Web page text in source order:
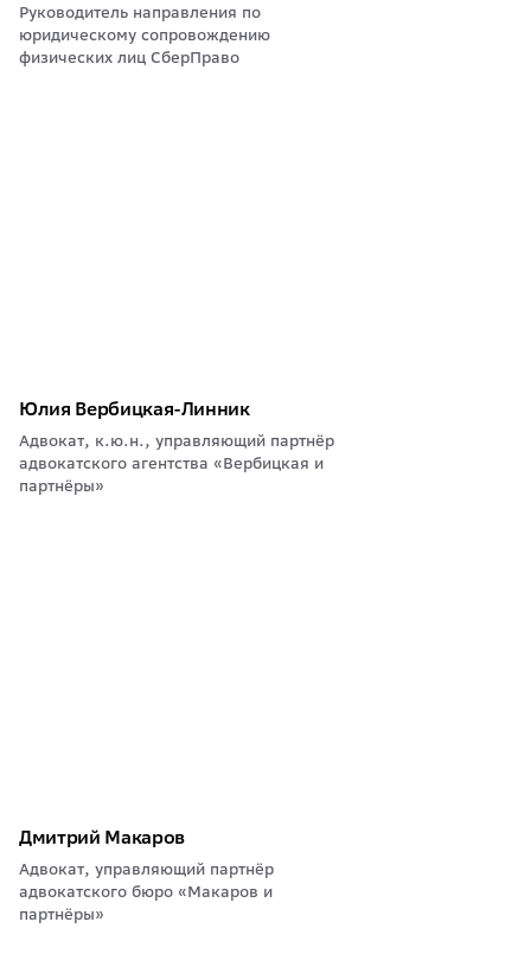
Руководитель направления по
юридическому сопровождению
физических лиц СберПраво
Юлия Вербицкая-Линник
Адвокат, к.ю.н., управляющий партнёр
адвокатского агентства «Вербицкая и
партнёры»
Дмитрий Макаров
Адвокат, управляющий партнёр
адвокатского бюро «Макаров и
партнёры»